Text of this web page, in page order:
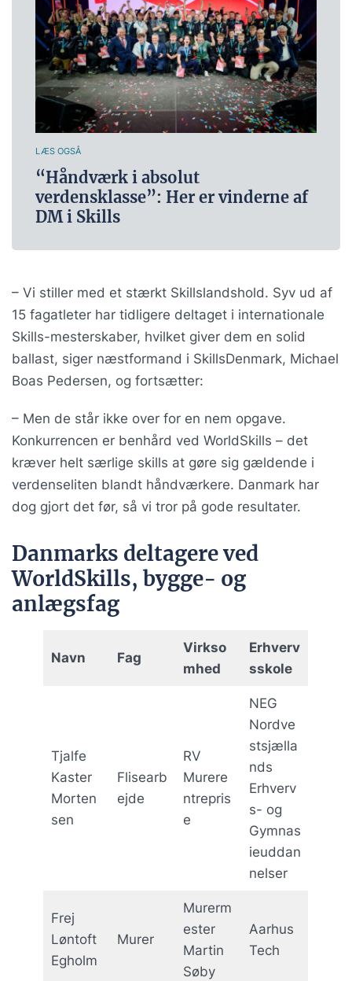
LÆS OGSÅ
“Håndværk i absolut
verdensklasse”: Her er vinderne af
DM i Skills
– Vi stiller med et stærkt Skillslandshold. Syv ud af
15 fagatleter har tidligere deltaget i internationale
Skills-mesterskaber, hvilket giver dem en solid
ballast, siger næstformand i SkillsDenmark, Michael
Boas Pedersen, og fortsætter:
– Men de står ikke over for en nem opgave.
Konkurrencen er benhård ved WorldSkills – det
kræver helt særlige skills at gøre sig gældende i
verdenseliten blandt håndværkere. Danmark har
dog gjort det før, så vi tror på gode resultater.
Danmarks deltagere ved
WorldSkills, bygge- og
anlægsfag
Navn Fag
Virkso
mhed
Erhverv
sskole
Tjalfe
Kaster
Morten
sen
Flisearb
ejde
RV
Murere
ntrepris
e
NEG
Nordve
stsjælla
nds
Erhverv
s- og
Gymnas
ieuddan
nelser
Frej
Løntoft
Egholm
Murer
Murerm
ester
Martin
Søby
Aarhus
Tech